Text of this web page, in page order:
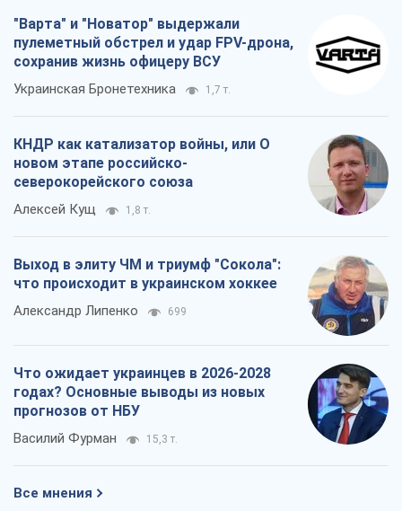
"Варта" и "Новатор" выдержали
пулеметный обстрел и удар FPV-дрона,
сохранив жизнь офицеру ВСУ
Украинская Бронетехника 1,7 т.
КНДР как катализатор войны, или О
новом этапе российско-
северокорейского союза
Алексей Кущ 1,8 т.
Выход в элиту ЧМ и триумф "Сокола":
что происходит в украинском хоккее
Александр Липенко 699
Что ожидает украинцев в 2026-2028
годах? Основные выводы из новых
прогнозов от НБУ
Василий Фурман 15,3 т.
Все мнения